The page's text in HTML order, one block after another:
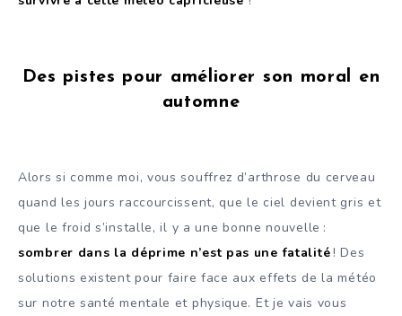
Des pistes pour améliorer son moral en
automne
Alors si comme moi, vous souffrez d’arthrose du cerveau
quand les jours raccourcissent, que le ciel devient gris et
que le froid s’installe, il y a une bonne nouvelle :
sombrer dans la déprime n’est pas une fatalité! Des
solutions existent pour faire face aux effets de la météo
sur notre santé mentale et physique. Et je vais vous